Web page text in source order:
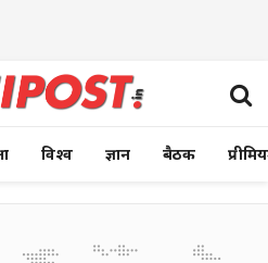
विश्व ज्ञान बैठक